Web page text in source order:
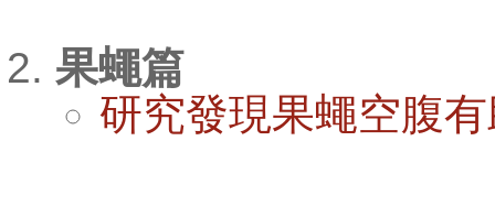
果蠅篇
研究發現果蠅空腹